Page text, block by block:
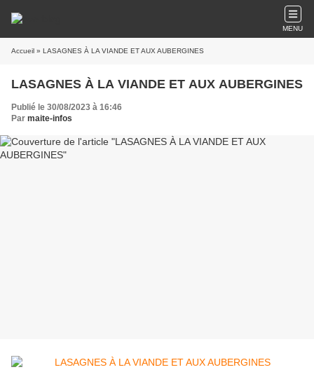
MENU
Accueil » LASAGNES À LA VIANDE ET AUX AUBERGINES
LASAGNES À LA VIANDE ET AUX AUBERGINES
Publié le 30/08/2023 à 16:46
Par maite-infos